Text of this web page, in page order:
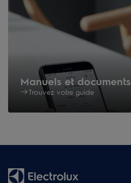
Manuels et documents
Trouvez votre guide